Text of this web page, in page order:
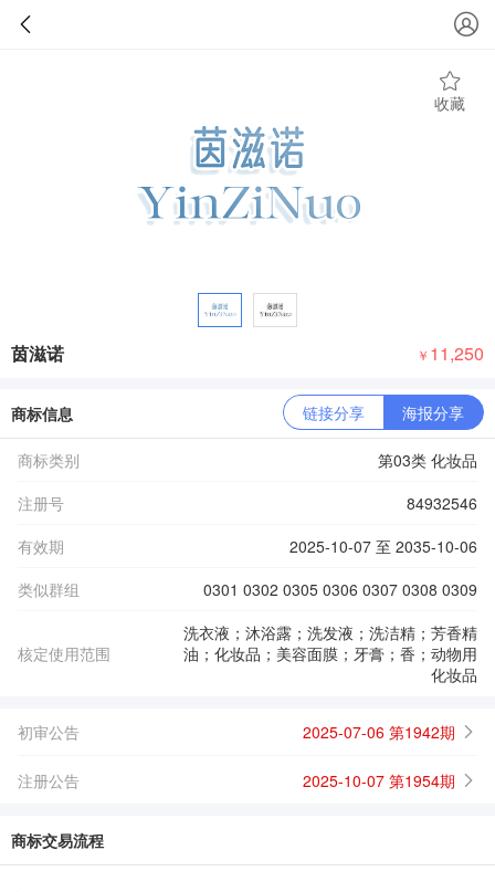
收藏
茵滋诺 ￥ 11,250
商标信息 链接分享 海报分享
商标类别
第03类 化妆品
注册号
84932546
有效期
2025-10-07 至 2035-10-06
类似群组
0301 0302 0305 0306 0307 0308 0309
核定使用范围
洗衣液；沐浴露；洗发液；洗洁精；芳香精
油；化妆品；美容面膜；牙膏；香；动物用
化妆品
初审公告 2025-07-06 第1942期
注册公告 2025-10-07 第1954期
商标交易流程